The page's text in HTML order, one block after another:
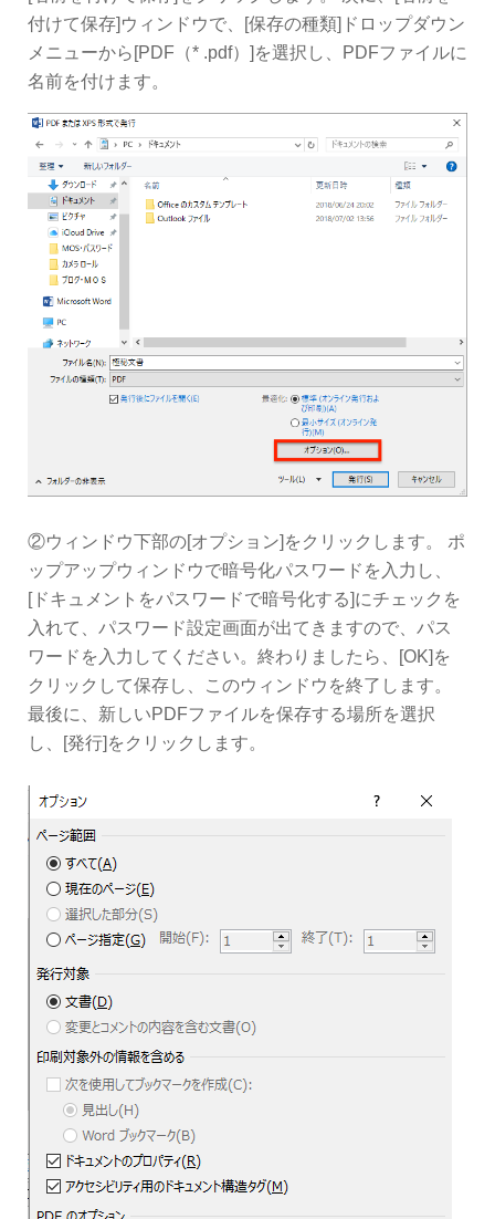
付けて保存]ウィンドウで、[保存の種類]ドロップダウン
メニューから[PDF（* .pdf）]を選択し、PDFファイルに
名前を付けます。
②ウィンドウ下部の[オプション]をクリックします。 ポ
ップアップウィンドウで暗号化パスワードを入力し、
[ドキュメントをパスワードで暗号化する]にチェックを
入れて、パスワード設定画面が出てきますので、パス
ワードを入力してください。終わりましたら、[OK]を
クリックして保存し、このウィンドウを終了します。
最後に、新しいPDFファイルを保存する場所を選択
し、[発行]をクリックします。